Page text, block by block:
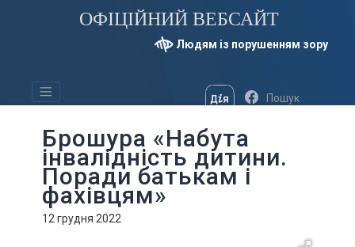
ОФІЦІЙНИЙ ВЕБСАЙТ
Людям із порушенням зору
Брошура «Набута
інвалідність дитини.
Поради батькам і
фахівцям»
12 грудня 2022